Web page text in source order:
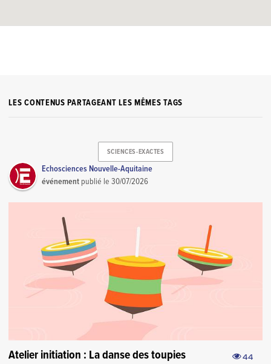
LES CONTENUS PARTAGEANT LES MÊMES TAGS
SCIENCES-EXACTES
Echosciences Nouvelle-Aquitaine
événement publié le30/07/2026
44
Atelier initiation : La danse des toupies